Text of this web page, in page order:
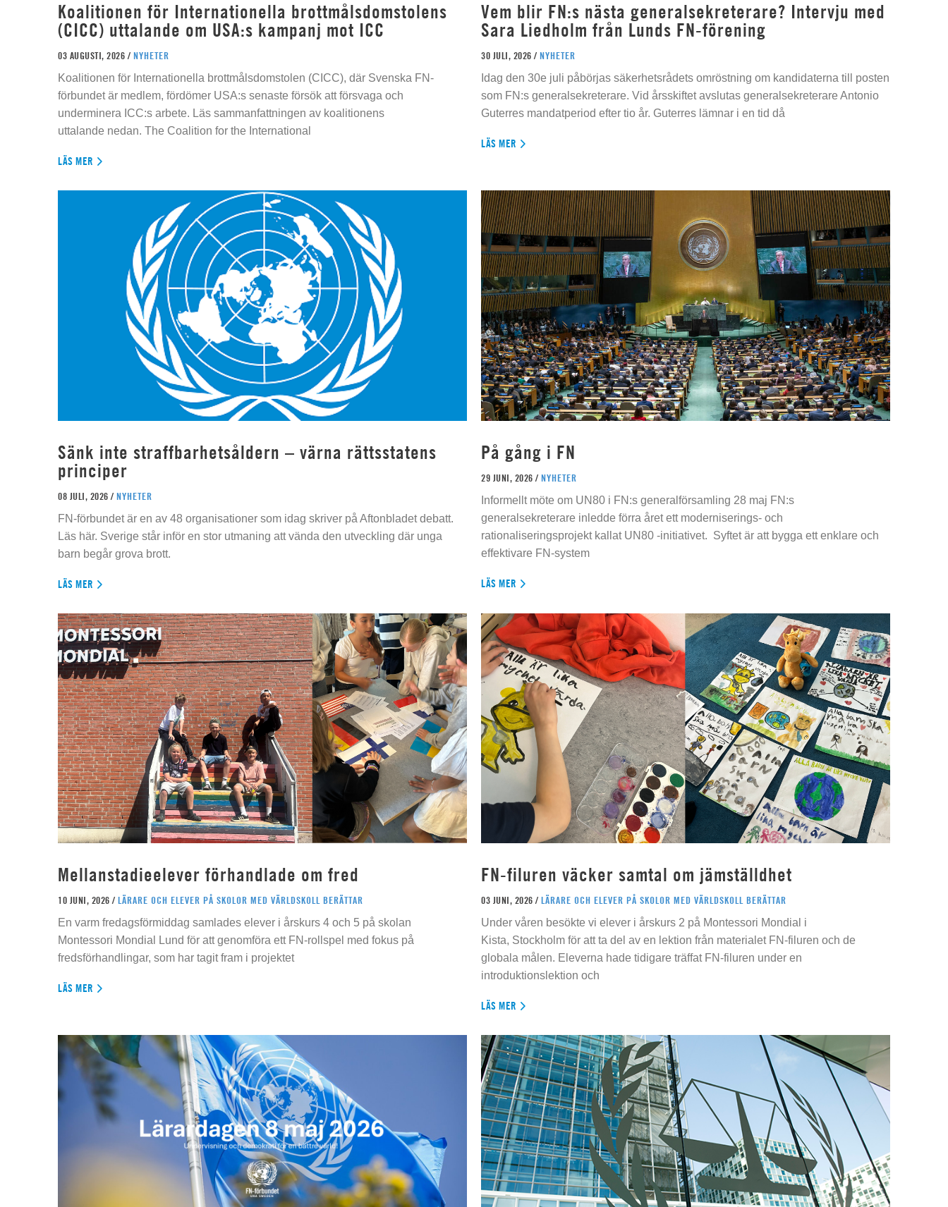
Koalitionen för Internationella brottmålsdomstolens
(CICC) uttalande om USA:s kampanj mot ICC
03 AUGUSTI, 2026 / NYHETER
Koalitionen för Internationella brottmålsdomstolen (CICC), där Svenska FN-
förbundet är medlem, fördömer USA:s senaste försök att försvaga och
underminera ICC:s arbete. Läs sammanfattningen av koalitionens
uttalande nedan. The Coalition for the International
LÄS MER
Vem blir FN:s nästa generalsekreterare? Intervju med
Sara Liedholm från Lunds FN-förening
30 JULI, 2026 / NYHETER
Idag den 30e juli påbörjas säkerhetsrådets omröstning om kandidaterna till posten
som FN:s generalsekreterare. Vid årsskiftet avslutas generalsekreterare Antonio
Guterres mandatperiod efter tio år. Guterres lämnar i en tid då
LÄS MER
Sänk inte straffbarhetsåldern – värna rättsstatens
principer
08 JULI, 2026 / NYHETER
FN-förbundet är en av 48 organisationer som idag skriver på Aftonbladet debatt.
Läs här. Sverige står inför en stor utmaning att vända den utveckling där unga
barn begår grova brott.
LÄS MER
På gång i FN
29 JUNI, 2026 / NYHETER
Informellt möte om UN80 i FN:s generalförsamling 28 maj FN:s
generalsekreterare inledde förra året ett moderniserings- och
rationaliseringsprojekt kallat UN80 -initiativet. Syftet är att bygga ett enklare och
effektivare FN-system
LÄS MER
Mellanstadieelever förhandlade om fred
10 JUNI, 2026 / LÄRARE OCH ELEVER PÅ SKOLOR MED VÄRLDSKOLL BERÄTTAR
En varm fredagsförmiddag samlades elever i årskurs 4 och 5 på skolan
Montessori Mondial Lund för att genomföra ett FN-rollspel med fokus på
fredsförhandlingar, som har tagit fram i projektet
LÄS MER
FN-filuren väcker samtal om jämställdhet
03 JUNI, 2026 / LÄRARE OCH ELEVER PÅ SKOLOR MED VÄRLDSKOLL BERÄTTAR
Under våren besökte vi elever i årskurs 2 på Montessori Mondial i
Kista, Stockholm för att ta del av en lektion från materialet FN-filuren och de
globala målen. Eleverna hade tidigare träffat FN-filuren under en
introduktionslektion och
LÄS MER